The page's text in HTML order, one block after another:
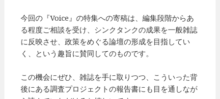
今回の『Voice』の特集への寄稿は、編集段階からあ
る程度ご相談を受け、シンクタンクの成果を一般雑誌
に反映させ、政策をめぐる論壇の形成を目指してい
く、という趣旨に賛同してのものです。
この機会にぜひ、雑誌を手に取りつつ、こういった背
後にある調査プロジェクトの報告書にも目を通しなが